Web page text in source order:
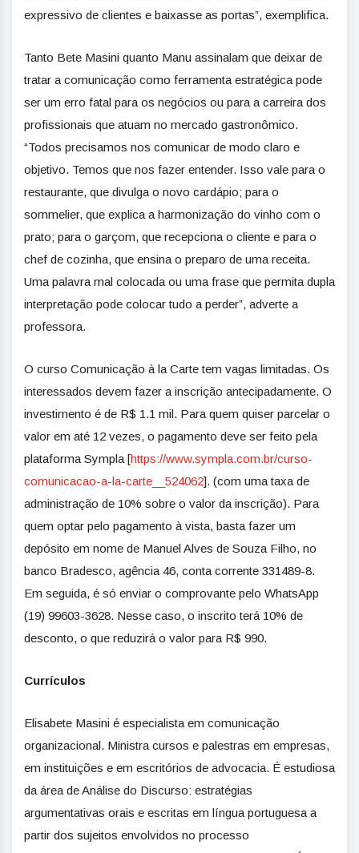
expressivo de clientes e baixasse as portas”, exemplifica.
Tanto Bete Masini quanto Manu assinalam que deixar de
tratar a comunicação como ferramenta estratégica pode
ser um erro fatal para os negócios ou para a carreira dos
profissionais que atuam no mercado gastronômico.
“Todos precisamos nos comunicar de modo claro e
objetivo. Temos que nos fazer entender. Isso vale para o
restaurante, que divulga o novo cardápio; para o
sommelier, que explica a harmonização do vinho com o
prato; para o garçom, que recepciona o cliente e para o
chef de cozinha, que ensina o preparo de uma receita.
Uma palavra mal colocada ou uma frase que permita dupla
interpretação pode colocar tudo a perder”, adverte a
professora.
O curso Comunicação à la Carte tem vagas limitadas. Os
interessados devem fazer a inscrição antecipadamente. O
investimento é de R$ 1.1 mil. Para quem quiser parcelar o
valor em até 12 vezes, o pagamento deve ser feito pela
plataforma Sympla [https://www.sympla.com.br/curso-
comunicacao-a-la-carte__524062]. (com uma taxa de
administração de 10% sobre o valor da inscrição). Para
quem optar pelo pagamento à vista, basta fazer um
depósito em nome de Manuel Alves de Souza Filho, no
banco Bradesco, agência 46, conta corrente 331489-8.
Em seguida, é só enviar o comprovante pelo WhatsApp
(19) 99603-3628. Nesse caso, o inscrito terá 10% de
desconto, o que reduzirá o valor para R$ 990.
Currículos
Elisabete Masini é especialista em comunicação
organizacional. Ministra cursos e palestras em empresas,
em instituições e em escritórios de advocacia. É estudiosa
da área de Análise do Discurso: estratégias
argumentativas orais e escritas em língua portuguesa a
partir dos sujeitos envolvidos no processo